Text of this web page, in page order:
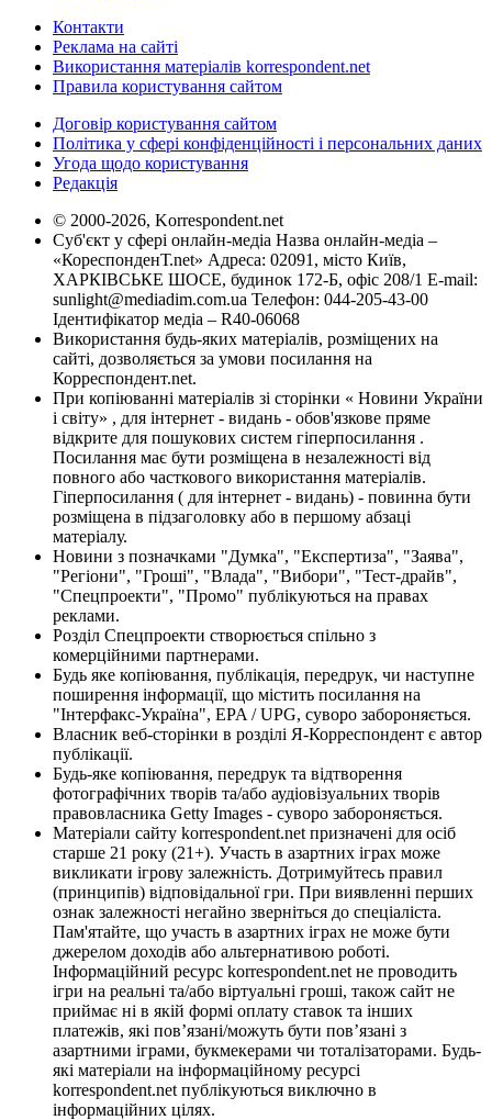
Контакти
Реклама на сайті
Використання матеріалів korrespondent.net
Правила користування сайтом
Договір користування сайтом
Політика у сфері конфіденційності і персональних даних
Угода щодо користування
Редакція
© 2000-2026, Korrespondent.net
Суб'єкт у сфері онлайн-медіа Назва онлайн-медіа –
«КореспонденТ.net» Адреса: 02091, місто Київ,
ХАРКІВСЬКЕ ШОСЕ, будинок 172-Б, офіс 208/1 E-mail:
sunlight@mediadim.com.ua Телефон: 044-205-43-00
Ідентифікатор медіа – R40-06068
Використання будь-яких матеріалів, розміщених на
сайті, дозволяється за умови посилання на
Корреспондент.net.
При копіюванні матеріалів зі сторінки « Новини України
і світу» , для інтернет - видань - обов'язкове пряме
відкрите для пошукових систем гіперпосилання .
Посилання має бути розміщена в незалежності від
повного або часткового використання матеріалів.
Гіперпосилання ( для інтернет - видань) - повинна бути
розміщена в підзаголовку або в першому абзаці
матеріалу.
Новини з позначками "Думка", "Експертиза", "Заява",
"Регіони", "Гроші", "Влада", "Вибори", "Тест-драйв",
"Спецпроекти", "Промо" публікуються на правах
реклами.
Розділ Спецпроекти створюється спільно з
комерційними партнерами.
Будь яке копіювання, публікація, передрук, чи наступне
поширення інформації, що містить посилання на
"Інтерфакс-Україна", EPA / UPG, суворо забороняється.
Власник веб-сторінки в розділі Я-Корреспондент є автор
публікації.
Будь-яке копіювання, передрук та відтворення
фотографічних творів та/або аудіовізуальних творів
правовласника Getty Images - суворо забороняється.
Матеріали сайту korrespondent.net призначені для осіб
старше 21 року (21+). Участь в азартних іграх може
викликати ігрову залежність. Дотримуйтесь правил
(принципів) відповідальної гри. При виявленні перших
ознак залежності негайно зверніться до спеціаліста.
Пам'ятайте, що участь в азартних іграх не може бути
джерелом доходів або альтернативою роботі.
Інформаційний ресурс korrespondent.net не проводить
ігри на реальні та/або віртуальні гроші, також сайт не
приймає ні в якій формі оплату ставок та інших
платежів, які пов’язані/можуть бути пов’язані з
азартними іграми, букмекерами чи тоталізаторами. Будь-
які матеріали на інформаційному ресурсі
korrespondent.net публікуються виключно в
інформаційних цілях.